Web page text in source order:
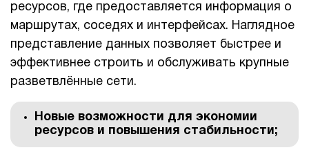
ресурсов, где предоставляется информация о
маршрутах, соседях и интерфейсах. Наглядное
представление данных позволяет быстрее и
эффективнее строить и обслуживать крупные
разветвлённые сети.
Новые возможности для экономии
ресурсов и повышения стабильности;